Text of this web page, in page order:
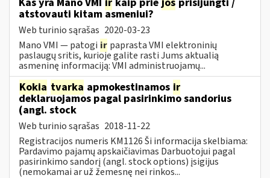
atstovauti kitam asmeniui?
Web turinio sąrašas 2020-03-23
Mano VMI — patogi ir paprasta VMI elektroninių
paslaugų sritis, kurioje galite rasti Jums aktualią
asmeninę informaciją: VMI administruojamų...
Kokia tvarka apmokestinamos ir
deklaruojamos pagal pasirinkimo sandorius
(angl. stock
Web turinio sąrašas 2018-11-22
Registracijos numeris KM1126 Ši informacija skelbiama:
Pardavimo pajamų apskaičiavimas Darbuotojui pagal
pasirinkimo sandorį (angl. stock options) įsigijus
(nemokamai ar už žemesnę nei rinkos...